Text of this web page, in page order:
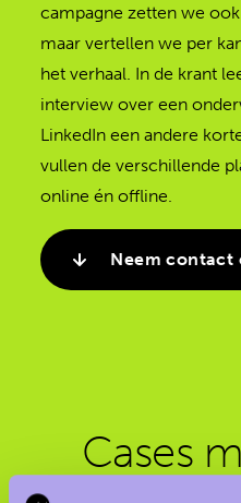
campagne zetten we
maar vertellen we per
het verhaal. In de krant
interview over een
LinkedIn een andere
vullen de verschillende
online én offline.
Neem contact
Cases